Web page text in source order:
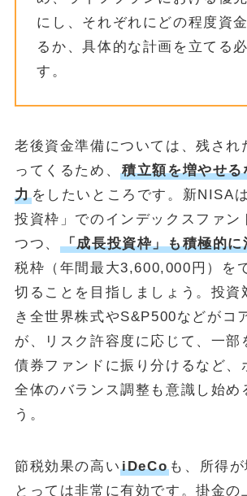
にし、それぞれにどの程度資
るか、具体的な計画を立てる
す。
老後資金準備については、残され
ってくるため、積立額を増やせ
力をしたいところです。新NISA
投資枠」でのインデックスファン
つつ、
「成長投資枠」も積極的に
税枠（年間最大3,600,000円）を
切ることを目指しましょう。投資
き全世界株式やS&P500などがコ
が、リスク許容度に応じて、一部
債券ファンドに振り分けるなど、
全体のバランス調整も意識し始め
う。
節税効果の高いiDeCo も、所得
とっては非常に有効です。掛金の